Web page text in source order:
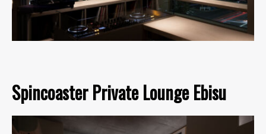
Spincoaster Private Lounge Ebisu